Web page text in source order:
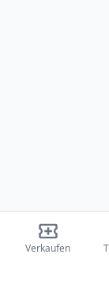
Verkaufen